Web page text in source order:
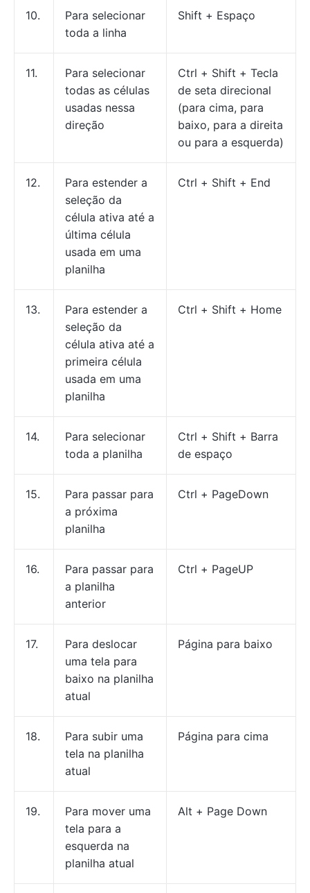
10.
Para selecionar
toda a linha
Shift + Espaço
11.
Para selecionar
todas as células
usadas nessa
direção
Ctrl + Shift + Tecla
de seta direcional
(para cima, para
baixo, para a direita
ou para a esquerda)
12.
Para estender a
seleção da
célula ativa até a
última célula
usada em uma
planilha
Ctrl + Shift + End
13.
Para estender a
seleção da
célula ativa até a
primeira célula
usada em uma
planilha
Ctrl + Shift + Home
14.
Para selecionar
toda a planilha
Ctrl + Shift + Barra
de espaço
15.
Para passar para
a próxima
planilha
Ctrl + PageDown
16.
Para passar para
a planilha
anterior
Ctrl + PageUP
17.
Para deslocar
uma tela para
baixo na planilha
atual
Página para baixo
18.
Para subir uma
tela na planilha
atual
Página para cima
19.
Para mover uma
tela para a
esquerda na
planilha atual
Alt + Page Down